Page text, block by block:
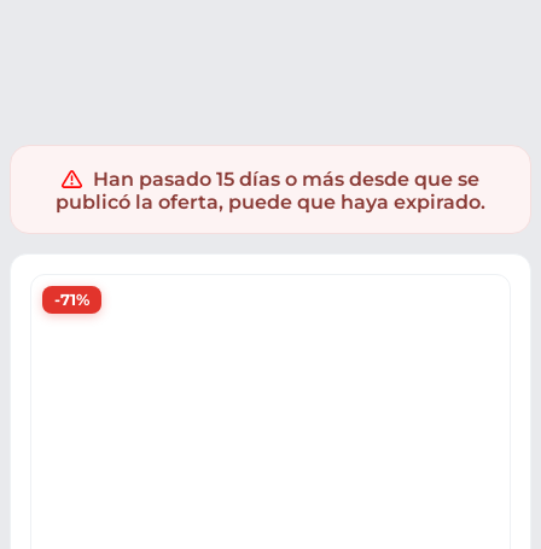
Han pasado 15 días o más desde que se
publicó la oferta, puede que haya expirado.
-71%